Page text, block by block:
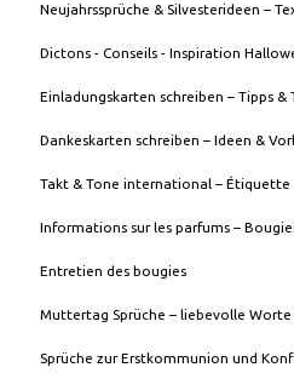
Neujahrssprüche & Silvesterideen –
Dictons - Conseils - Inspiration
Einladungskarten schreiben – Tipps &
Dankeskarten schreiben – Ideen &
Takt & Tone international – Étiquette
Informations sur les parfums –
Entretien des bougies
Muttertag Sprüche – liebevolle Worte
Sprüche zur Erstkommunion und